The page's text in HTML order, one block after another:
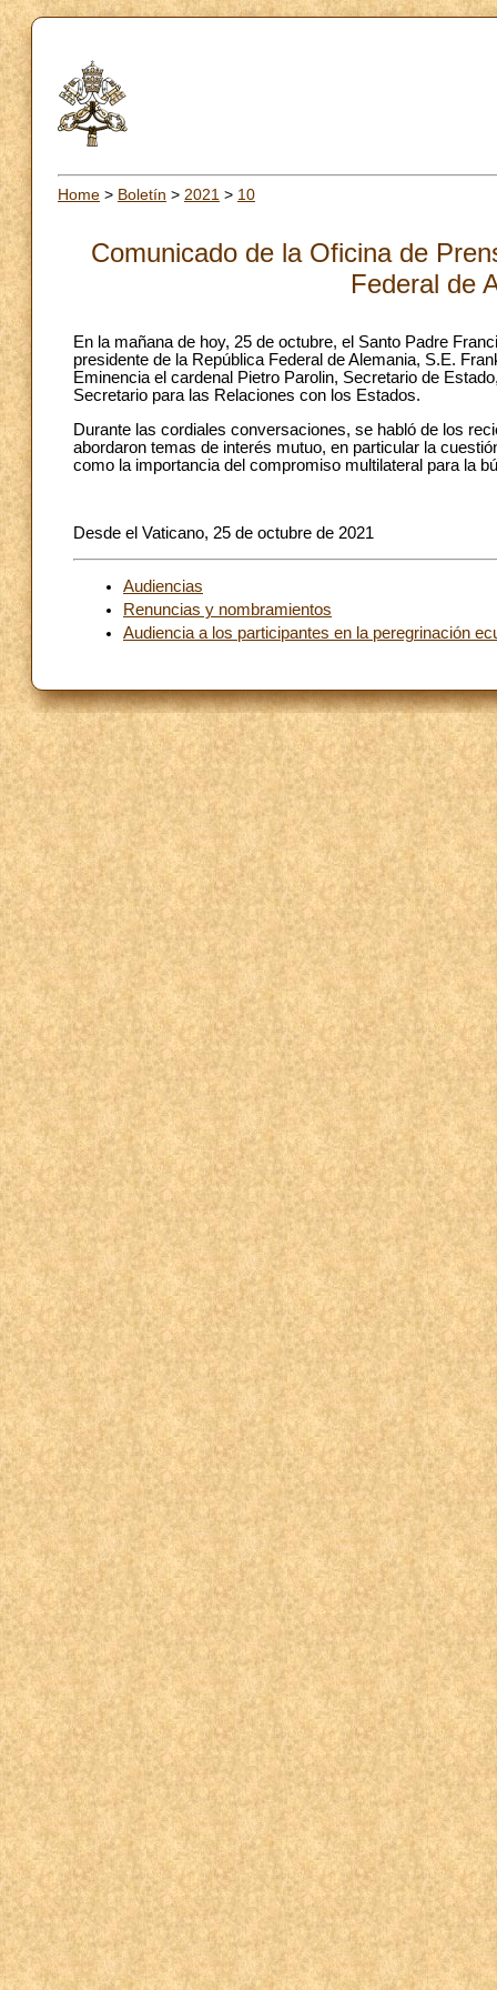
Home > Boletín > 2021 > 10
Comunicado de la Oficina de
Federal de
En la mañana de hoy, 25 de octubre, el Santo Padre
presidente de la República Federal de Alemania, S.E.
Eminencia el cardenal Pietro Parolin, Secretario de
Secretario para las Relaciones con los Estados.
Durante las cordiales conversaciones, se habló de los
abordaron temas de interés mutuo, en particular la
como la importancia del compromiso multilateral para la
Desde el Vaticano, 25 de octubre de 2021
Audiencias
Renuncias y nombramientos
Audiencia a los participantes en la peregrinación